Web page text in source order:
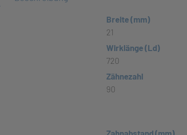
Breite (mm)
21
Wirklänge (Ld)
720
Zähnezahl
90
Zahnabstand (mm)